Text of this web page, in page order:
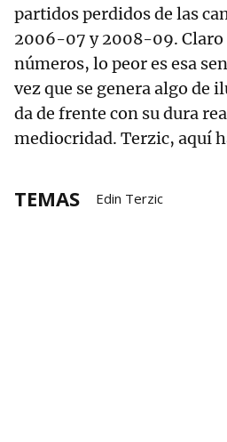
partidos perdidos de las
2006-07 y 2008-09. Claro
números, lo peor es esa
vez que se genera algo de
da de frente con su dura
mediocridad. Terzic, aquí
TEMAS Edin Terzic